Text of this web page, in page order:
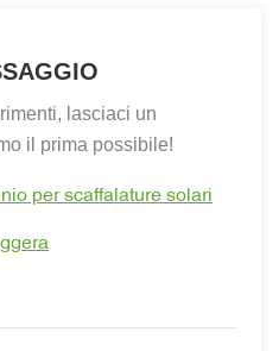
lasciaci un
il prima possibile!
per scaffalature solari